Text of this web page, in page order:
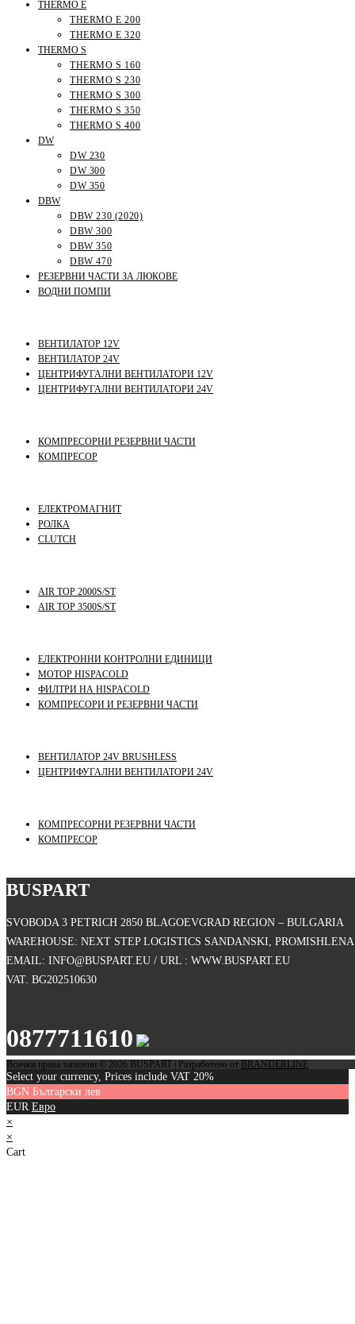
THERMO E
THERMO E 200
THERMO E 320
THERMO S
THERMO S 160
THERMO S 230
THERMO S 300
THERMO S 350
THERMO S 400
DW
DW 230
DW 300
DW 350
DBW
DBW 230 (2020)
DBW 300
DBW 350
DBW 470
РЕЗЕРВНИ ЧАСТИ ЗА ЛЮКОВЕ
ВОДНИ ПОМПИ
ВЕНТИЛАТОР 12V
ВЕНТИЛАТОР 24V
ЦЕНТРИФУГАЛНИ ВЕНТИЛАТОРИ 12V
ЦЕНТРИФУГАЛНИ ВЕНТИЛАТОРИ 24V
КОМПРЕСОРНИ РЕЗЕРВНИ ЧАСТИ
КОМПРЕСОР
ЕЛЕКТРОМАГНИТ
РОЛКА
CLUTCH
AIR TOP 2000S/ST
AIR TOP 3500S/ST
ЕЛЕКТРОННИ КОНТРОЛНИ ЕДИНИЦИ
МОТОР HISPACOLD
ФИЛТРИ НА HISPACOLD
КОМПРЕСОРИ И РЕЗЕРВНИ ЧАСТИ
ВЕНТИЛАТОР 24V BRUSHLESS
ЦЕНТРИФУГАЛНИ ВЕНТИЛАТОРИ 24V
КОМПРЕСОРНИ РЕЗЕРВНИ ЧАСТИ
КОМПРЕСОР
BUSPART
SVOBODA 3 PETRICH 2850 BLAGOEVGRAD REGION – BULGARIA
WAREHOUSE: NEXT STEP LOGISTICS SANDANSKI,
EMAIL: INFO@BUSPART.EU / URL : WWW.BUSPART.EU
VAT. BG202510630
0877711610
Всички права запазени © 2026 BUSPART | Разработено от BRANDERLINE
Select your currency, Prices include VAT 20%
BGN Български лев
EUR Евро
×
×
Cart